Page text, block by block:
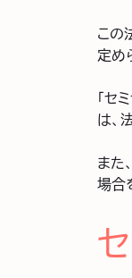
この
定め
「
は、
また、
場合